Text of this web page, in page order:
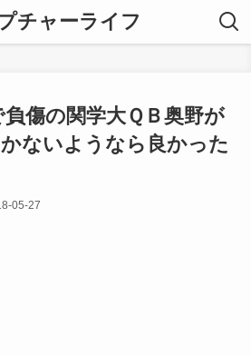
チャーライフ
傷の関学大ＱＢ奥野が
ないようなら良かった
05-27